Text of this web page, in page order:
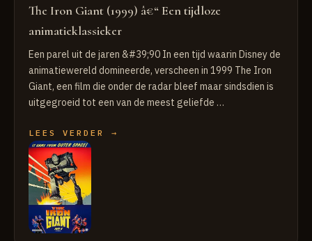
The Iron Giant (1999) â€“ Een tijdloze
animatieklassieker
Een parel uit de jaren &#39;90 In een tijd waarin Disney de
animatiewereld domineerde, verscheen in 1999 The Iron
Giant, een film die onder de radar bleef maar sindsdien is
uitgegroeid tot een van de meest geliefde …
LEES VERDER →